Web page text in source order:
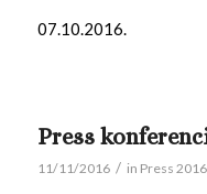
07.10.2016.
Press
11/11/2016 / in Press